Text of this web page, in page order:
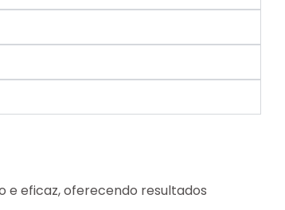
e eficaz, oferecendo resultados